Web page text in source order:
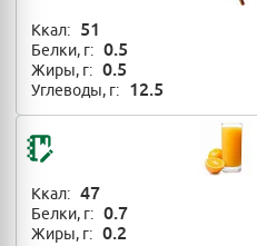
Ккал: 51
Белки, г: 0.5
Жиры, г: 0.5
Углеводы, г: 12.5
Ккал: 47
Белки, г: 0.7
Жиры, г: 0.2